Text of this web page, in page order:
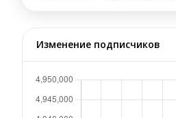
Изменение подписчиков